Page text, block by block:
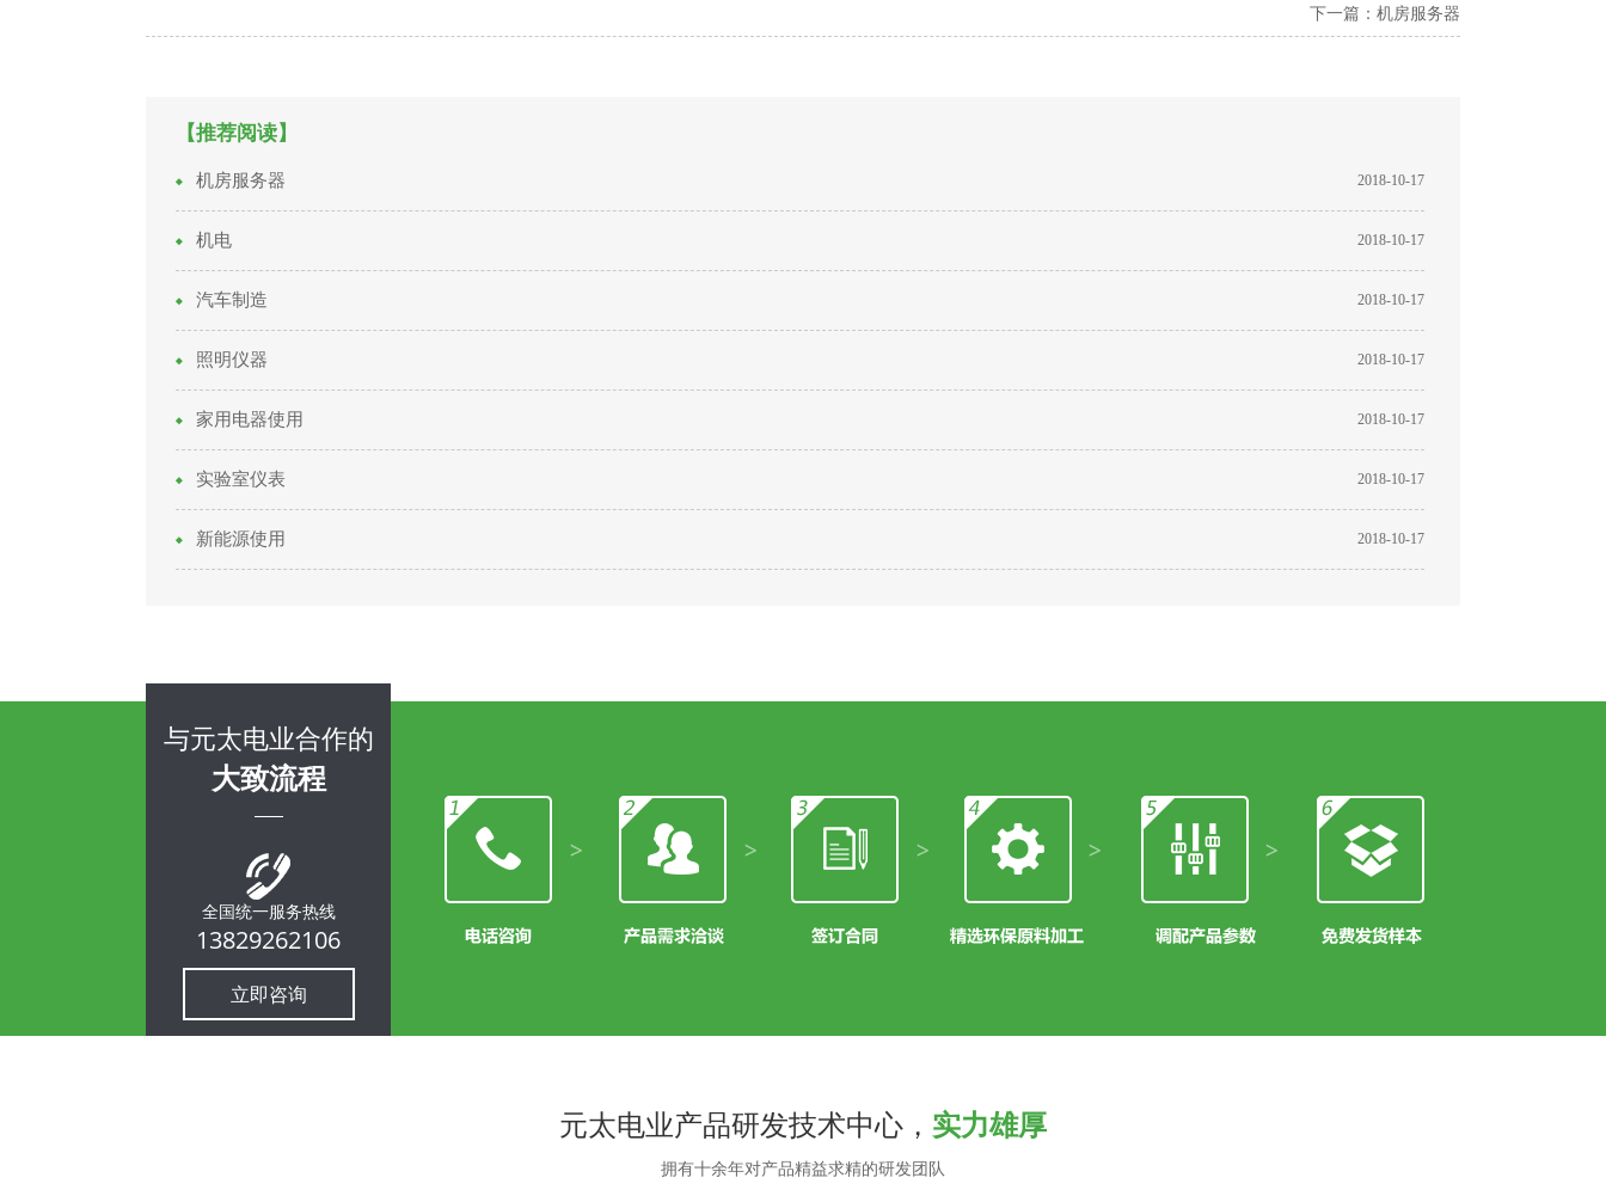
下一篇： 机房服务器
【推荐阅读】
2018-10-17
机房服务器
2018-10-17
机电
2018-10-17
汽车制造
2018-10-17
照明仪器
2018-10-17
家用电器使用
2018-10-17
实验室仪表
2018-10-17
新能源使用
与元太电业合作的
大致流程
全国统一服务热线
13829262106
立即咨询
元太电业产品研发技术中心， 实力雄厚
拥有十余年对产品精益求精的研发团队